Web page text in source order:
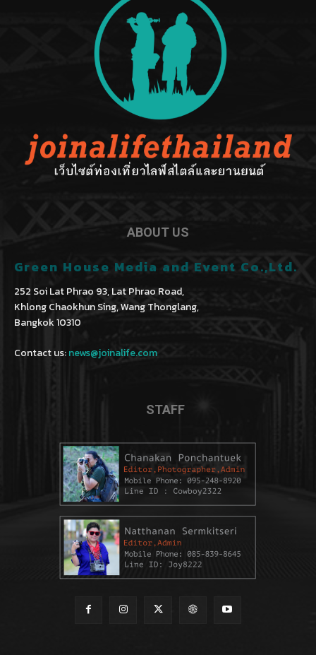
ABOUT US
Green House Media and Event Co.,Ltd.
252 Soi Lat Phrao 93, Lat Phrao Road,
Khlong Chaokhun Sing, Wang Thonglang,
Bangkok 10310
Contact us:news@joinalife.com
STAFF